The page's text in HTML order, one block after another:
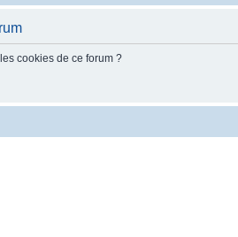
cookies de ce forum ?